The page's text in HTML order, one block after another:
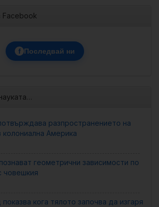
Facebook
f Последвай ни
разпространението на
Америка
геометрични зависимости по
човешкия
кога тялото започва да изгаря